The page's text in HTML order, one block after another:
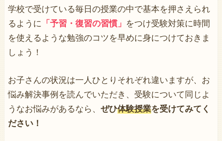
学校で受けている毎日の授業の中で基本を押さえられ
るように 「予習・復習の習慣」 をつけ受験対策に時間
を使えるような勉強のコツを早めに身につけておきま
しょう！
お子さんの状況は一人ひとりそれぞれ違いますが、お
悩み解決事例を読んでいただき、受験について同じよ
うなお悩みがあるなら、 ぜひ体験授業を受けてみてく
ださい！